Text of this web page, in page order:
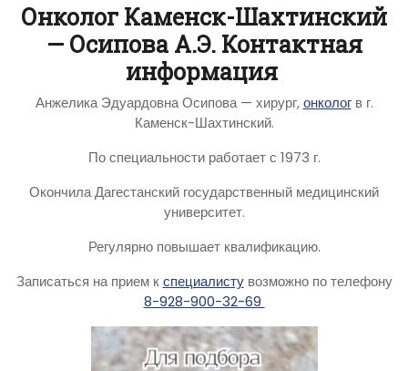
Онколог Каменск-Шахтинский
— Осипова А.Э. Контактная
информация
Анжелика Эдуардовна Осипова — хирург,онкологв г.
Каменск-Шахтинский.
По специальности работает с 1973 г.
Окончила Дагестанский государственный медицинский
университет.
Регулярно повышает квалификацию.
Записаться на прием кспециалистувозможно по телефону
8-928-900-32-69